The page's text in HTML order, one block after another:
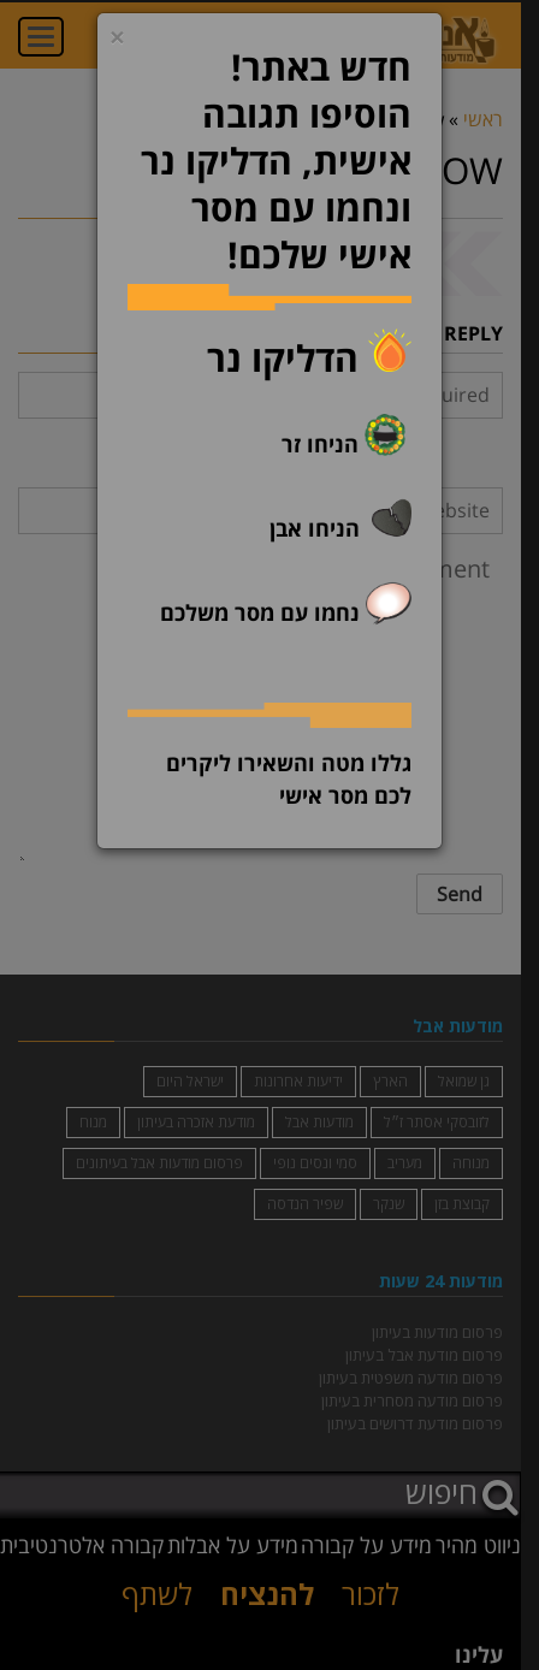
ראשי »
login-arrow »login-arrow
LOGIN-ARROW
LEAVE A REPLY
מודעות אבל
גן שמואל הארץ ידיעות אחרונות
ישראל היום
לזובסקי אסתר ז״ל
מודעות אבל מודעת אזכרה בעיתון
מנוח
מנוחה
מעריב סמי ונסים נופי
פרסום מודעות אבל בעיתונים
קבוצת בזן
שנקר שפיר הנדסה
מודעות 24 שעות
פרסום מודעות בעיתון
פרסום מודעת אבל בעיתון
פרסום מודעה משפטית בעיתון
פרסום מודעה מסחרית בעיתון
פרסום מודעת דרושים בעיתון
ניווט מהירמידע על קבורהמידע על אבלותקבורה אלטרנטיבית
לזכור להנציח לשתף
×
חדש באתר!
הוסיפו תגובה
אישית, הדליקו נר
ונחמו עם מסר
אישי שלכם!
הדליקו נר
הניחו זר
הניחו אבן
נחמו עם מסר משלכם
גללו מטה והשאירו ליקרים
לכם מסר אישי
עלינו